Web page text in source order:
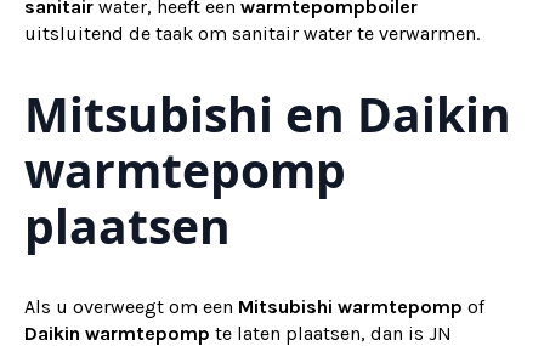
sanitair water, heeft een warmtepompboiler
uitsluitend de taak om sanitair water te verwarmen.
Mitsubishi en Daikin
warmtepomp
plaatsen
Als u overweegt om een Mitsubishi warmtepomp of
Daikin warmtepomp te laten plaatsen, dan is JN